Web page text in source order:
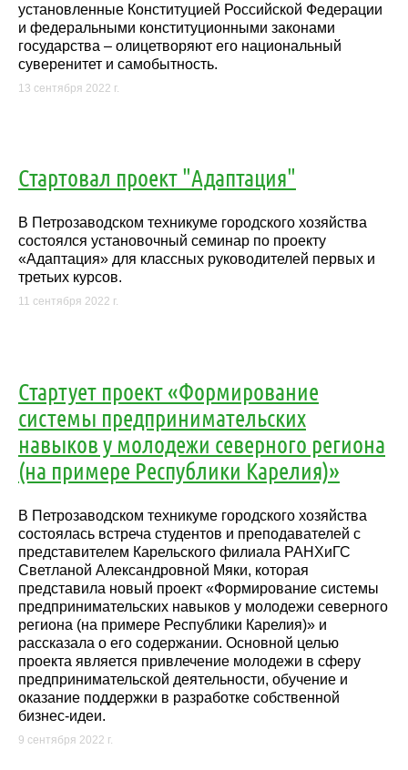
установленные Конституцией Российской Федерации
и федеральными конституционными законами
государства – олицетворяют его национальный
суверенитет и самобытность.
13 сентября 2022 г.
Стартовал проект "Адаптация"
В Петрозаводском техникуме городского хозяйства
состоялся установочный семинар по проекту
«Адаптация» для классных руководителей первых и
третьих курсов.
11 сентября 2022 г.
Стартует проект «Формирование
системы предпринимательских
навыков у молодежи северного региона
(на примере Республики Карелия)»
В Петрозаводском техникуме городского хозяйства
состоялась встреча студентов и преподавателей с
представителем Карельского филиала РАНХиГС
Светланой Александровной Мяки, которая
представила новый проект «Формирование системы
предпринимательских навыков у молодежи северного
региона (на примере Республики Карелия)» и
рассказала о его содержании. Основной целью
проекта является привлечение молодежи в сферу
предпринимательской деятельности, обучение и
оказание поддержки в разработке собственной
бизнес-идеи.
9 сентября 2022 г.